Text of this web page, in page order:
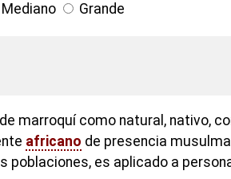
Mediano Grande
marroquí como natural, nativo,
africano de presencia
poblaciones, es aplicado a